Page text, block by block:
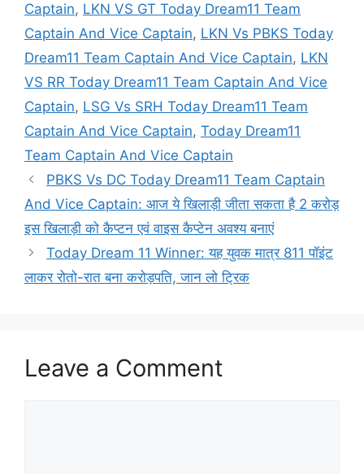
Captain, LKN VS GT Today Dream11 Team
Captain And Vice Captain, LKN Vs PBKS Today
Dream11 Team Captain And Vice Captain, LKN
VS RR Today Dream11 Team Captain And Vice
Captain, LSG Vs SRH Today Dream11 Team
Captain And Vice Captain, Today Dream11
Team Captain And Vice Captain
PBKS Vs DC Today Dream11 Team Captain
And Vice Captain: आज ये खिलाड़ी जीता सकता है 2 करोड़
इस खिलाड़ी को कैप्टन एवं वाइस कैप्टेन अवश्य बनाएं
Today Dream 11 Winner: यह युवक मात्र 811 पॉइंट
लाकर रोतो-रात बना करोड़पति, जान लो ट्रिक
Leave a Comment